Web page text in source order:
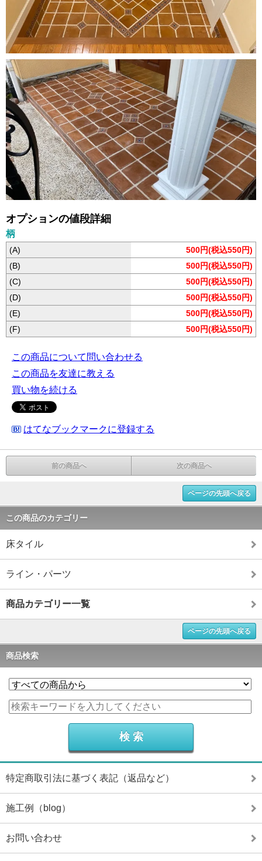
オプションの値段詳細
柄
(A)
500円(税込550円)
(B)
500円(税込550円)
(C)
500円(税込550円)
(D)
500円(税込550円)
(E)
500円(税込550円)
(F)
500円(税込550円)
この商品について問い合わせる
この商品を友達に教える
買い物を続ける
はてなブックマークに登録する
前の商品へ 次の商品へ
ページの先頭へ戻る
この商品のカテゴリー
床タイル
ライン・パーツ
商品カテゴリー一覧
ページの先頭へ戻る
商品検索
特定商取引法に基づく表記（返品など）
施工例（blog）
お問い合わせ